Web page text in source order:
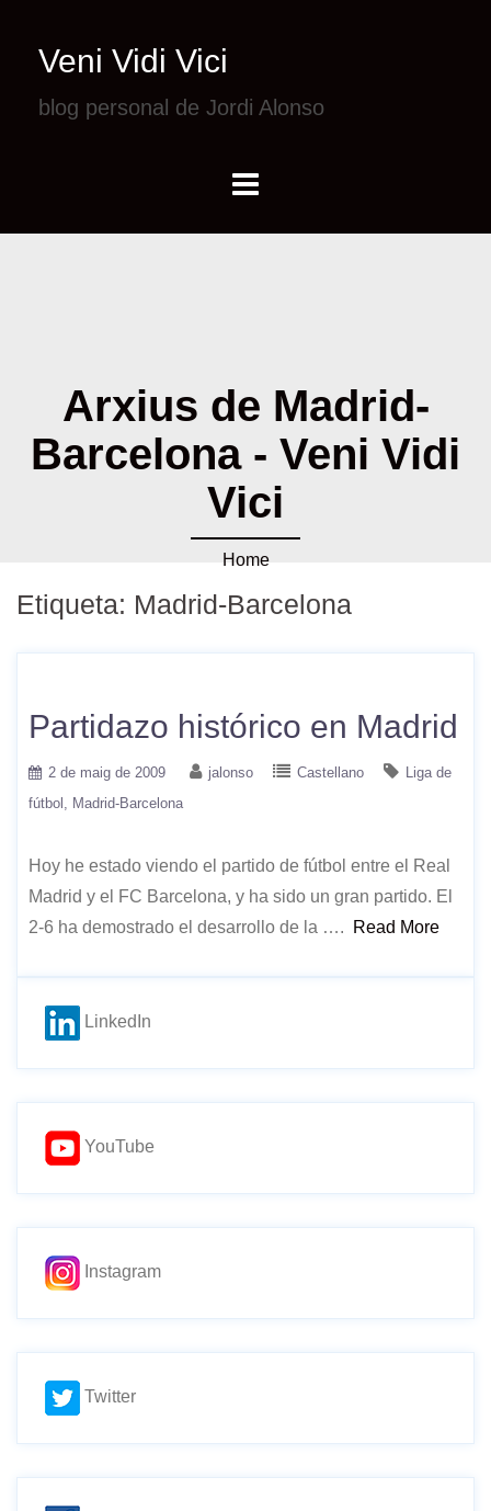
Veni Vidi Vici
blog personal de Jordi Alonso
Arxius de Madrid-
Barcelona - Veni Vidi
Vici
Home
Etiqueta: Madrid-Barcelona
Partidazo histórico en Madrid
2 de maig de 2009 jalonso Castellano
Liga de
fútbol
Madrid-Barcelona
Hoy he estado viendo el partido de fútbol entre el Real
Madrid y el FC Barcelona, y ha sido un gran partido. El
2-6 ha demostrado el desarrollo de la ….
Read More
LinkedIn
YouTube
Instagram
Twitter